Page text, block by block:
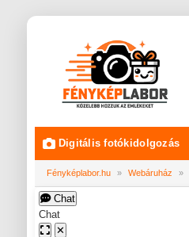
Digitális fotókidolgozás
Fényképlabor.hu » Webáruház »
Chat
Chat
✕